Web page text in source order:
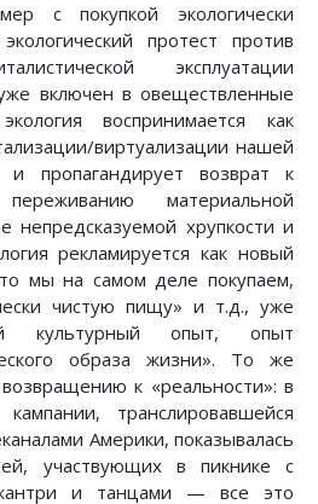
с покупкой экологически
протест против
эксплуатации
включен в овеществленные
воспринимается как
виртуализации нашей
и пропагандирует возврат к
переживанию материальной
непредсказуемой хрупкости и
рекламируется как новый
мы на самом деле покупаем,
чистую пищу» и т.д., уже
культурный опыт, опыт
образа жизни». То же
к «реальности»: в
транслировавшейся
Америки, показывалась
участвующих в пикнике с
и танцами — все это